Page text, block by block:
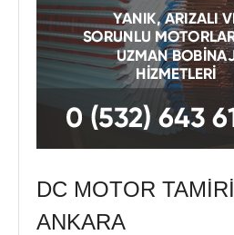
DC MOTOR TAMIRI
ANKARA